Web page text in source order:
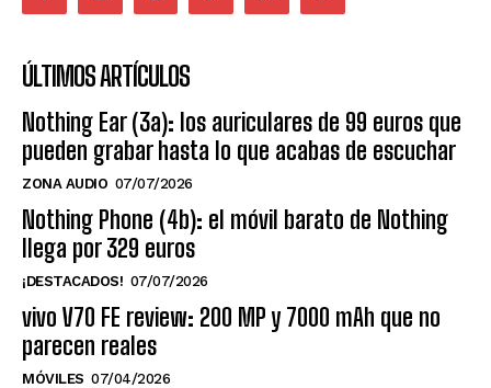
ÚLTIMOS ARTÍCULOS
Nothing Ear (3a): los auriculares de 99 euros que
pueden grabar hasta lo que acabas de escuchar
ZONA AUDIO 07/07/2026
Nothing Phone (4b): el móvil barato de Nothing
llega por 329 euros
¡DESTACADOS! 07/07/2026
vivo V70 FE review: 200 MP y 7000 mAh que no
parecen reales
MÓVILES 07/04/2026